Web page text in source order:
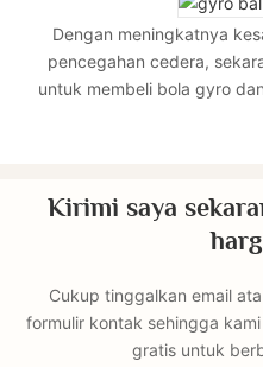
Dengan meningkatnya
pencegahan cedera,
untuk membeli bola gyro
Kirimi saya
Cukup tinggalkan email
formulir kontak sehingga
gratis untuk